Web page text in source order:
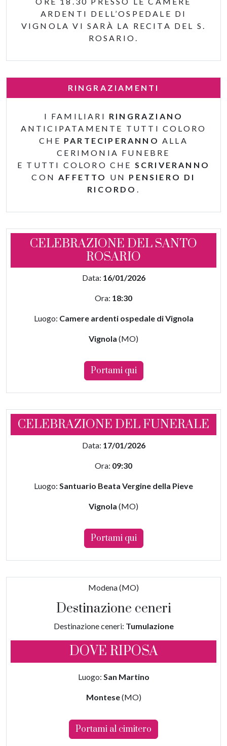
ARDENTI DELL’OSPEDALE DI
VIGNOLA VI SARÀ LA RECITA DEL S.
ROSARIO.
RINGRAZIAMENTI
I FAMILIARI RINGRAZIANO
ANTICIPATAMENTE TUTTI COLORO
CHE PARTECIPERANNO ALLA
CERIMONIA FUNEBRE
E TUTTI COLORO CHE SCRIVERANNO
CONAFFETTO UN PENSIERO DI
RICORDO .
CELEBRAZIONE DEL SANTO
ROSARIO
Data: 16/01/2026
Ora: 18:30
Luogo: Camere ardenti ospedale di Vignola
Vignola (MO)
Portami qui
CELEBRAZIONE DEL FUNERALE
Data: 17/01/2026
Ora: 09:30
Luogo: Santuario Beata Vergine della Pieve
Vignola (MO)
Portami qui
Modena (MO)
Destinazione ceneri
Destinazione ceneri: Tumulazione
DOVE RIPOSA
Luogo: San Martino
Montese(MO)
Portami al cimitero